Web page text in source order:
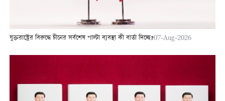
যুক্তরাষ্ট্রের বিরুদ্ধে চীনের সর্বশেষ পাল্টা ব্যবস্থা কী বার্তা দিচ্ছে?07-Aug-2026